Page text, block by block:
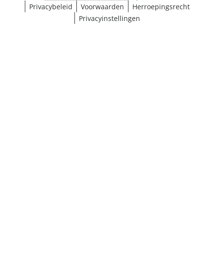
Privacybeleid
Voorwaarden
Herroepingsrecht
Privacyinstellingen